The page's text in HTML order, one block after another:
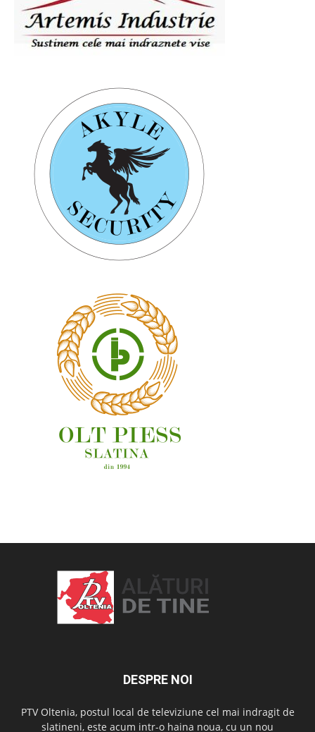
DESPRE NOI
PTV Oltenia, postul local de televiziune cel mai indragit de
slatineni, este acum intr-o haina noua, cu un nou